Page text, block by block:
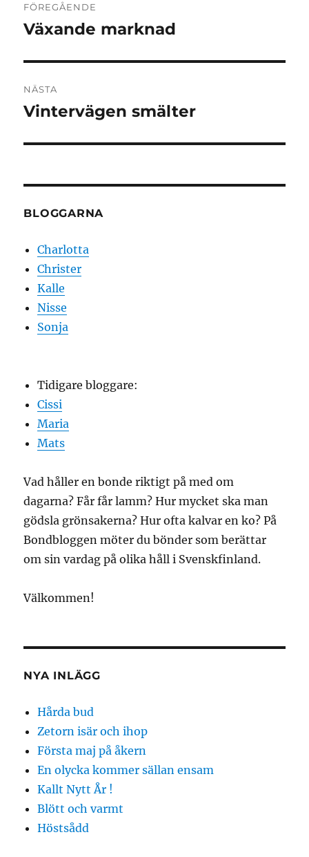
FÖREGÅENDE
Föregående
Växande marknad
NÄSTA
Nästa
Vintervägen smälter
BLOGGARNA
Charlotta
Christer
Kalle
Nisse
Sonja
Tidigare bloggare:
Cissi
Maria
Mats
Vad håller en bonde riktigt på med om
dagarna? Får får lamm? Hur mycket ska man
gödsla grönsakerna? Hur ofta kalvar en ko? På
Bondbloggen möter du bönder som berättar
om sin vardag på olika håll i Svenskfinland.
Välkommen!
NYA INLÄGG
Hårda bud
Zetorn isär och ihop
Första maj på åkern
En olycka kommer sällan ensam
Kallt Nytt År !
Blött och varmt
Höstsådd